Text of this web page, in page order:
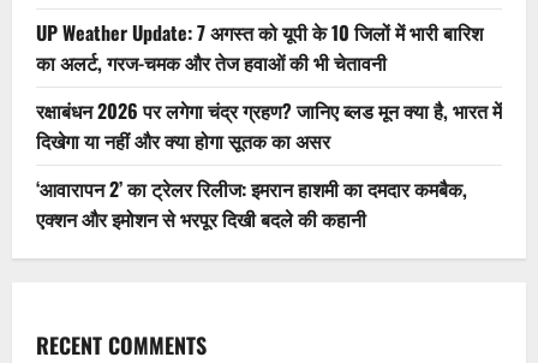
UP Weather Update: 7 अगस्त को यूपी के 10 जिलों में भारी बारिश
का अलर्ट, गरज-चमक और तेज हवाओं की भी चेतावनी
रक्षाबंधन 2026 पर लगेगा चंद्र ग्रहण? जानिए ब्लड मून क्या है, भारत में
दिखेगा या नहीं और क्या होगा सूतक का असर
‘आवारापन 2’ का ट्रेलर रिलीज: इमरान हाशमी का दमदार कमबैक,
एक्शन और इमोशन से भरपूर दिखी बदले की कहानी
RECENT COMMENTS